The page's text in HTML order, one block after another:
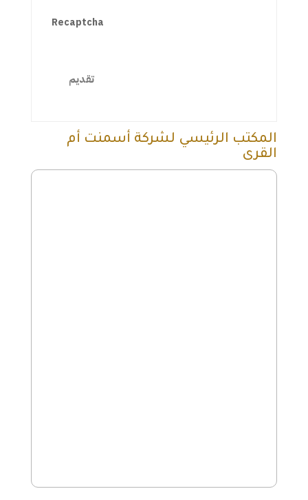
Recaptcha
المكتب الرئيسي لشركة أسمنت أم
القرى